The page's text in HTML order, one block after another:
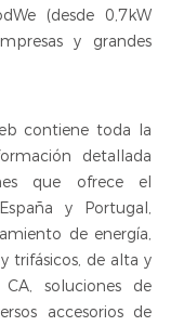
(desde 0,7kW
y grandes
contiene toda la
detallada
que ofrece el
y Portugal,
de energía,
trifásicos, de alta y
soluciones de
accesorios de